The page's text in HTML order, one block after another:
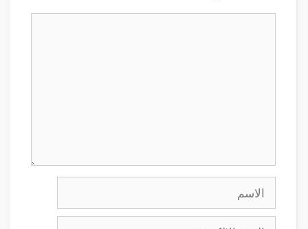
الاسم
البريد